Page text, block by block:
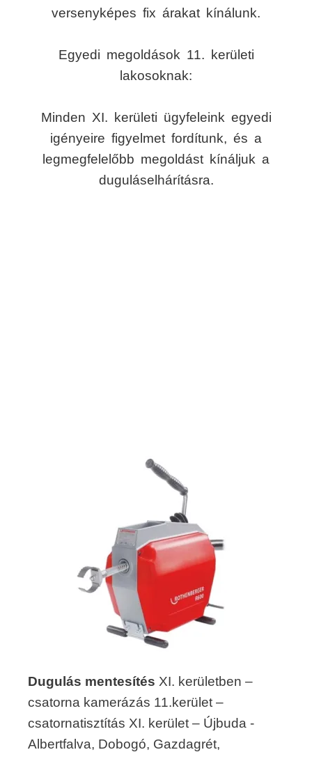
versenyképes fix árakat kínálunk.
Egyedi megoldások 11. kerületi
lakosoknak:
Minden XI. kerületi ügyfeleink egyedi
igényeire figyelmet fordítunk, és a
legmegfelelőbb megoldást kínáljuk a
duguláselhárításra.
Dugulás mentesítés XI. kerületben –
csatorna kamerázás 11.kerület –
csatornatisztítás XI. kerület – Újbuda -
Albertfalva, Dobogó, Gazdagrét,